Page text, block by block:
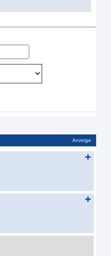
Anzeige